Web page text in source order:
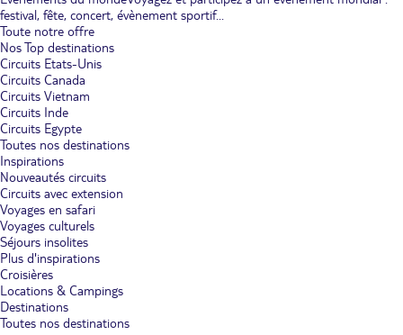
festival, fête, concert, évènement sportif...
Toute notre offre
Nos Top destinations
Circuits Etats-Unis
Circuits Canada
Circuits Vietnam
Circuits Inde
Circuits Egypte
Toutes nos destinations
Inspirations
Nouveautés circuits
Circuits avec extension
Voyages en safari
Voyages culturels
Séjours insolites
Plus d'inspirations
Croisières
Locations & Campings
Destinations
Toutes nos destinations